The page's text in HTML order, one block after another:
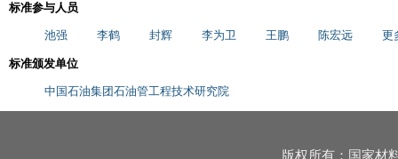
标准参与人员
池强 李鹤 封辉 李为卫 王鹏 陈宏远 更
标准颁发单位
中国石油集团石油管工程技术研究院
版权所有：国家材